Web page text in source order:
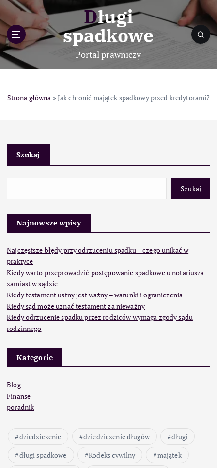
p
o
c
Długi
spadkowe
Portal prawniczy
Strona główna » Jak chronić majątek spadkowy przed kredytorami?
Szukaj
Szukaj
Najnowsze wpisy
Najczęstsze błędy przy odrzuceniu spadku – czego unikać w
praktyce
Kiedy warto przeprowadzić postępowanie spadkowe u notariusza
zamiast w sądzie
Kiedy testament ustny jest ważny – warunki i ograniczenia
Kiedy sąd może uznać testament za nieważny
Kiedy odrzucenie spadku przez rodziców wymaga zgody sądu
rodzinnego
Kategorie
Blog
Finanse
poradnik
dziedziczenie dziedziczenie długów
długi
długi spadkowe
Kodeks cywilny
majątek